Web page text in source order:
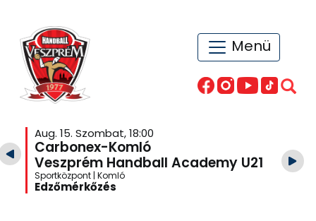
Menü
Aug. 15. Szombat, 18:00
Carbonex-Komló
Veszprém Handball Academy U21
Sportközpont | Komló
Edzőmérkőzés